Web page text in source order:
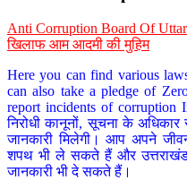
Anti Corruption Board Of
खिलाफ आम आदमी की मुहिम
Here you can find various
can also take a pledge of
report incidents of corruption
निरोधी कानूनों, सूचना के
जानकारी मिलेगी। आप अपने
शपथ भी ले सकते हैं और उत्तराखंड
जानकारी भी दे सकते हैं।